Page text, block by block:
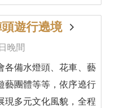
遊行遶境
晚間
各備水燈頭、花車、藝
藝團體等等，依序遶行
現多元文化風貌，全程